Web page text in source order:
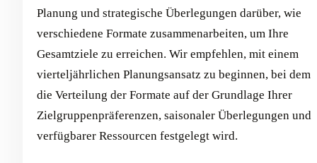
Planung und strategische Überlegungen darüber, wie
verschiedene Formate zusammenarbeiten, um Ihre
Gesamtziele zu erreichen. Wir empfehlen, mit einem
vierteljährlichen Planungsansatz zu beginnen, bei dem
die Verteilung der Formate auf der Grundlage Ihrer
Zielgruppenpräferenzen, saisonaler Überlegungen und
verfügbarer Ressourcen festgelegt wird.